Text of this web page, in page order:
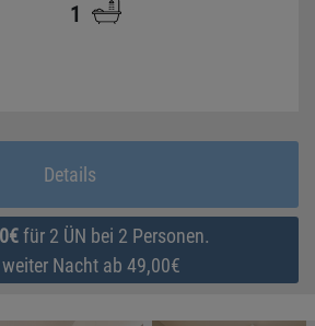
1
Details
für 2 ÜN bei 2 Personen.
Nacht ab 49,00€